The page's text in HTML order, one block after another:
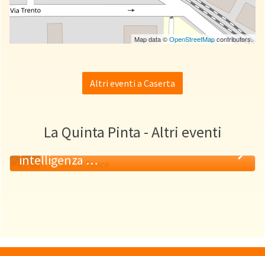
Map data ©OpenStreetMapcontributors.
Altri eventi a Caserta
La Quinta Pinta - Altri eventi
19
Ascoltare l’invisibile con sensori e
intelligenza …